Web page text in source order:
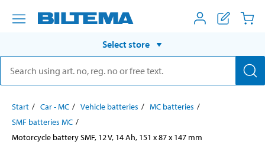
Select store
Start Car - MC Vehicle batteries
MC batteries
SMF batteries MC
Motorcycle battery SMF, 12 V, 14 Ah, 151 x 87 x 147 mm